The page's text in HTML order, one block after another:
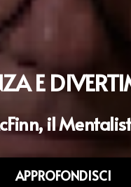
E
il
APPROFONDISCI